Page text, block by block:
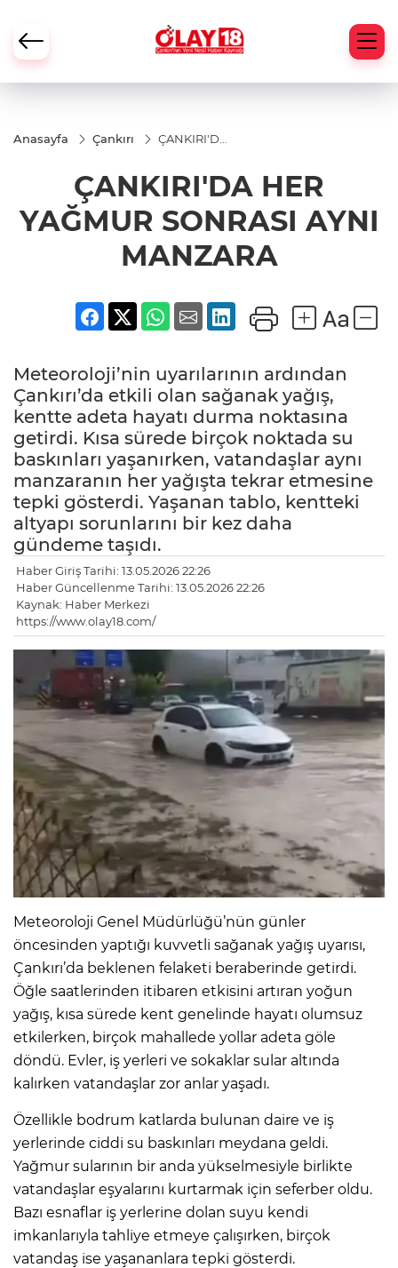
Anasayfa Çankırı
ÇANKIRI'DA
SONRASI
AYNI
MANZARA
ÇANKIRI'DA HER
YAĞMUR SONRASI AYNI
MANZARA
Meteoroloji’nin uyarılarının ardından
Çankırı’da etkili olan sağanak yağış,
kentte adeta hayatı durma noktasına
getirdi. Kısa sürede birçok noktada su
baskınları yaşanırken, vatandaşlar aynı
manzaranın her yağışta tekrar etmesine
tepki gösterdi. Yaşanan tablo, kentteki
altyapı sorunlarını bir kez daha
gündeme taşıdı.
Haber Giriş Tarihi: 13.05.2026 22:26
Haber Güncellenme Tarihi: 13.05.2026 22:26
Kaynak: Haber Merkezi
https://www.olay18.com/
Meteoroloji Genel Müdürlüğü’nün günler
öncesinden yaptığı kuvvetli sağanak yağış uyarısı,
Çankırı’da beklenen felaketi beraberinde getirdi.
Öğle saatlerinden itibaren etkisini artıran yoğun
yağış, kısa sürede kent genelinde hayatı olumsuz
etkilerken, birçok mahallede yollar adeta göle
döndü. Evler, iş yerleri ve sokaklar sular altında
kalırken vatandaşlar zor anlar yaşadı.
Özellikle bodrum katlarda bulunan daire ve iş
yerlerinde ciddi su baskınları meydana geldi.
Yağmur sularının bir anda yükselmesiyle birlikte
vatandaşlar eşyalarını kurtarmak için seferber oldu.
Bazı esnaflar iş yerlerine dolan suyu kendi
imkanlarıyla tahliye etmeye çalışırken, birçok
vatandaş ise yaşananlara tepki gösterdi.